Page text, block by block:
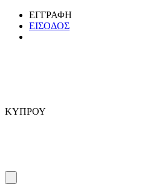
ΕΓΓΡΑΦΗ
ΕΙΣΟΔΟΣ
ΚΥΠΡΟΥ